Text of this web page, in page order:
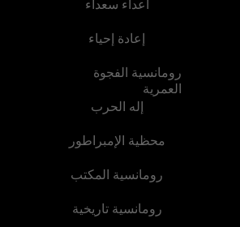
أعداء سعداء
إعادة إحياء
رومانسية الفجوة
العمرية
إله الحرب
محظية الإمبراطور
رومانسية المكتب
رومانسية تاريخية